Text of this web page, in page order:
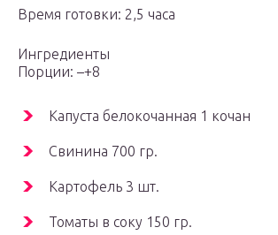
Время готовки: 2,5 часа
Ингредиенты
Порции: –+8
Капуста белокочанная 1 кочан
Свинина 700 гр.
Картофель 3 шт.
Томаты в соку 150 гр.